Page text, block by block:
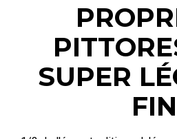
SUPER
FIN